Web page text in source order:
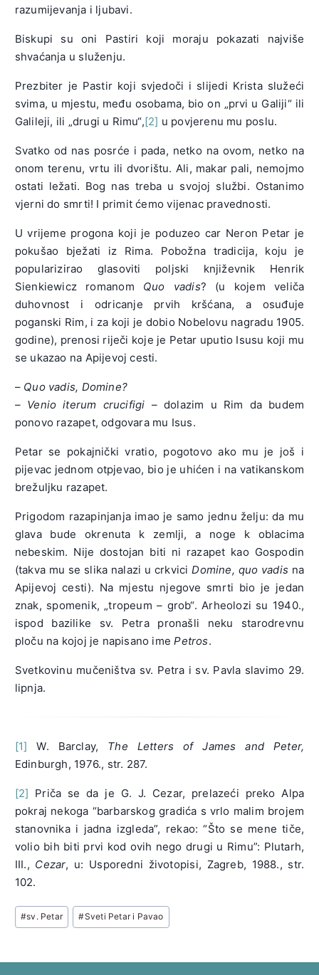
razumijevanja i ljubavi.
Biskupi su oni Pastiri koji moraju pokazati najviše
shvaćanja u služenju.
Prezbiter je Pastir koji svjedoči i slijedi Krista služeći
svima, u mjestu, među osobama, bio on „prvi u Galiji“ ili
Galileji, ili „drugi u Rimu“,[2] u povjerenu mu poslu.
Svatko od nas posrće i pada, netko na ovom, netko na
onom terenu, vrtu ili dvorištu. Ali, makar pali, nemojmo
ostati ležati. Bog nas treba u svojoj službi. Ostanimo
vjerni do smrti! I primit ćemo vijenac pravednosti.
U vrijeme progona koji je poduzeo car Neron Petar je
pokušao bježati iz Rima. Pobožna tradicija, koju je
popularizirao glasoviti poljski književnik Henrik
Sienkiewicz romanom Quo vadis? (u kojem veliča
duhovnost i odricanje prvih kršćana, a osuđuje
poganski Rim, i za koji je dobio Nobelovu nagradu 1905.
godine), prenosi riječi koje je Petar uputio Isusu koji mu
se ukazao na Apijevoj cesti.
– Quo vadis, Domine?
– Venio iterum crucifigi – dolazim u Rim da budem
ponovo razapet, odgovara mu Isus.
Petar se pokajnički vratio, pogotovo ako mu je još i
pijevac jednom otpjevao, bio je uhićen i na vatikanskom
brežuljku razapet.
Prigodom razapinjanja imao je samo jednu želju: da mu
glava bude okrenuta k zemlji, a noge k oblacima
nebeskim. Nije dostojan biti ni razapet kao Gospodin
(takva mu se slika nalazi u crkviciDomine, quo vadis na
Apijevoj cesti). Na mjestu njegove smrti bio je jedan
znak, spomenik, „tropeum – grob“. Arheolozi su 1940.,
ispod bazilike sv. Petra pronašli neku starodrevnu
ploču na kojoj je napisano imePetros.
Svetkovinu mučeništva sv. Petra i sv. Pavla slavimo 29.
lipnja.
[1] W. Barclay, The Letters of James and Peter,
Edinburgh, 1976., str. 287.
[2] Priča se da je G. J. Cezar, prelazeći preko Alpa
pokraj nekoga “barbarskog gradića s vrlo malim brojem
stanovnika i jadna izgleda”, rekao: “Što se mene tiče,
volio bih biti prvi kod ovih nego drugi u Rimu”: Plutarh,
III., Cezar, u: Usporedni životopisi, Zagreb, 1988., str.
102.
Post
Tags:
#sv. Petar #Sveti Petar i Pavao